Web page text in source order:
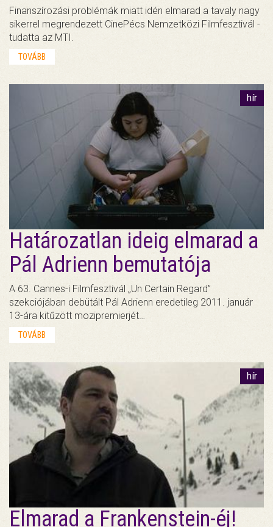
Finanszírozási problémák miatt idén elmarad a tavaly nagy
sikerrel megrendezett CinePécs Nemzetközi Filmfesztivál -
tudatta az MTI.
TOVÁBB
hír
Határozatlan ideig elmarad a
Pál Adrienn bemutatója
A 63. Cannes-i Filmfesztivál „Un Certain Regard”
szekciójában debütált Pál Adrienn eredetileg 2011. január
13-ára kitűzött mozipremierjét…
TOVÁBB
hír
Elmarad a Frankenstein-éj!